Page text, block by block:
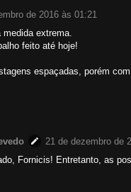
de 2016 às 01:21
extrema.
feito até hoje!
espaçadas, porém
21 de dezembro de
Fornicis! Entretanto, as